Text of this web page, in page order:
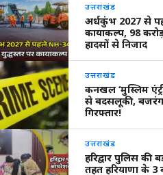
उत्तराखंड
अर्धकुंभ 2027 से
कायाकल्प, 98
हादसों से निजाद
उत्तराखंड
कनखल ‘मुस्लिम
से बदसलूकी, बजरंग
गिरफ्तार!
उत्तराखंड
हरिद्वार पुलिस
तहत हरियाणा के